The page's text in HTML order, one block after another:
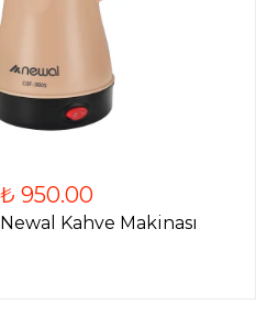
₺ 950.00
Newal Kahve Makinası